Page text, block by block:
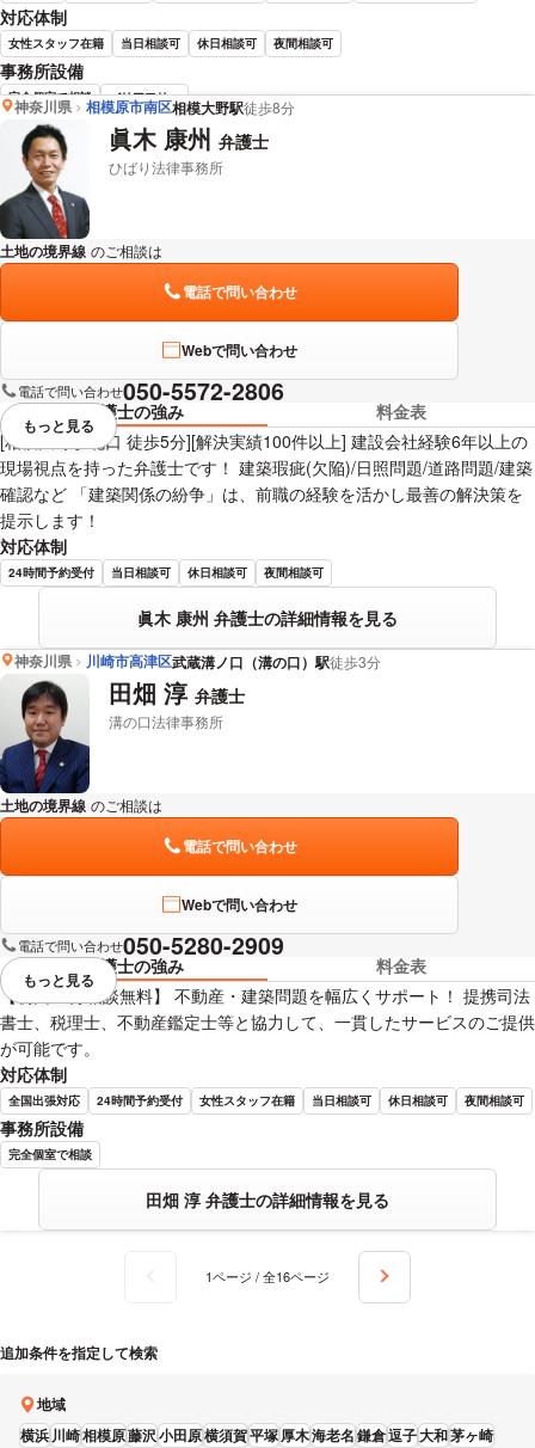
対応体制
女性スタッフ在籍 当日相談可 休日相談可 夜間相談可
事務所設備
完全個室で相談 バリアフリー
菅原 崇 弁護士の詳細情報を見る
神奈川県 相模原市南区相模大野駅徒歩8分
眞木 康州 弁護士
ひばり法律事務所
土地の境界線 のご相談は
電話で問い合わせ
Webで問い合わせ
電話で問い合わせ050-5572-2806
弁護士の強み
料金表
[相模大野駅北口 徒歩5分][解決実績100件以上] 建設会社経験6年以上の
現場視点を持った弁護士です！ 建築瑕疵(欠陥)/日照問題/道路問題/建築
確認など 「建築関係の紛争」は、前職の経験を活かし最善の解決策を
提示します！
対応体制
24時間予約受付 当日相談可 休日相談可 夜間相談可
眞木 康州 弁護士の詳細情報を見る
視覚的に省略されている要素を
もっと見る
神奈川県 川崎市高津区武蔵溝ノ口（溝の口）駅徒歩3分
田畑 淳 弁護士
溝の口法律事務所
土地の境界線 のご相談は
電話で問い合わせ
Webで問い合わせ
電話で問い合わせ050-5280-2909
弁護士の強み
料金表
【初回30分相談無料】 不動産・建築問題を幅広くサポート！ 提携司法
書士、税理士、不動産鑑定士等と協力して、一貫したサービスのご提供
が可能です。
対応体制
全国出張対応 24時間予約受付 女性スタッフ在籍 当日相談可 休日相談可 夜間相談可
事務所設備
完全個室で相談
田畑 淳 弁護士の詳細情報を見る
視覚的に省略されている要素を
もっと見る
1ページ / 全16ページ
追加条件を指定して検索
地域
横浜川崎相模原藤沢小田原横須賀平塚厚木海老名鎌倉逗子大和茅ヶ崎